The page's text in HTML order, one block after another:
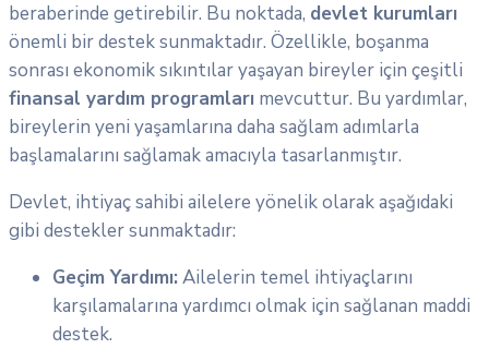
beraberinde getirebilir. Bu noktada, devlet kurumları
önemli bir destek sunmaktadır. Özellikle, boşanma
sonrası ekonomik sıkıntılar yaşayan bireyler için çeşitli
finansal yardım programları mevcuttur. Bu yardımlar,
bireylerin yeni yaşamlarına daha sağlam adımlarla
başlamalarını sağlamak amacıyla tasarlanmıştır.
Devlet, ihtiyaç sahibi ailelere yönelik olarak aşağıdaki
gibi destekler sunmaktadır:
Geçim Yardımı: Ailelerin temel ihtiyaçlarını
karşılamalarına yardımcı olmak için sağlanan maddi
destek.